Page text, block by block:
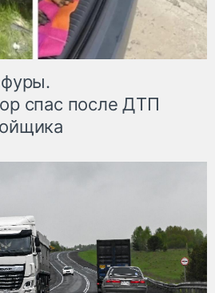
спас после ДТП